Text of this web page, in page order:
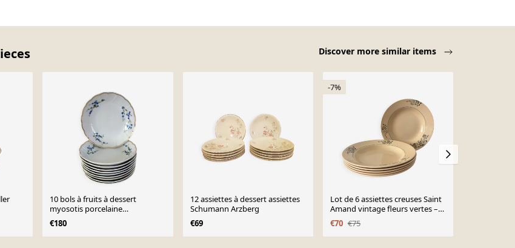
Discover more similar items
10 bols à fruits à dessert
myosotis porcelaine
Bernardaud Limoges
€180
12 assiettes à dessert assiettes
Schumann Arzberg
€69
-7%
Lot de 6 assiettes creuses Saint
Amand vintage fleurs vertes –
Vaissel
€70 €75